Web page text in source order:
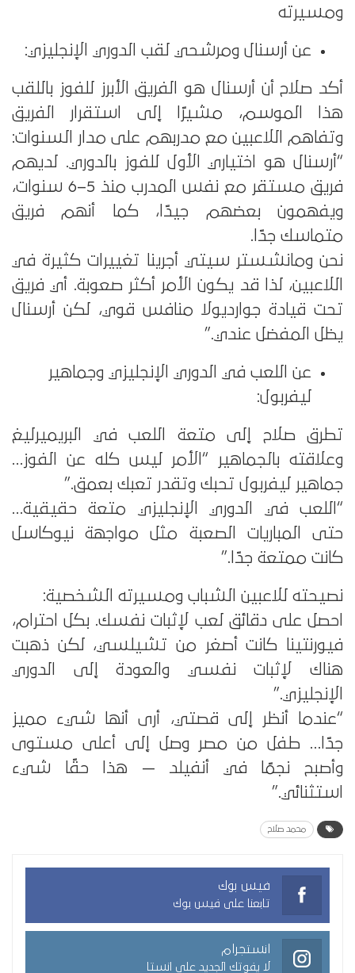
ومسيرته
عن أرسنال ومرشحي لقب الدوري الإنجليزي:
أكد صلاح أن أرسنال هو الفريق الأبرز للفوز باللقب
هذا الموسم، مشيرًا إلى استقرار الفريق
وتفاهم اللاعبين مع مدربهم على مدار السنوات:
“أرسنال هو اختياري الأول للفوز بالدوري. لديهم
فريق مستقر مع نفس المدرب منذ 5–6 سنوات،
ويفهمون بعضهم جيدًا، كما أنهم فريق
متماسك جدًا.
نحن ومانشستر سيتي أجرينا تغييرات كثيرة في
اللاعبين، لذا قد يكون الأمر أكثر صعوبة. أي فريق
تحت قيادة جوارديولا منافس قوي، لكن أرسنال
يظل المفضل عندي.”
عن اللعب في الدوري الإنجليزي وجماهير
ليفربول:
تطرق صلاح إلى متعة اللعب في البريميرليغ
وعلاقته بالجماهير “الأمر ليس كله عن الفوز…
جماهير ليفربول تحبك وتقدر تعبك بعمق.”
“اللعب في الدوري الإنجليزي متعة حقيقية…
حتى المباريات الصعبة مثل مواجهة نيوكاسل
كانت ممتعة جدًا.”
نصيحته للاعبين الشباب ومسيرته الشخصية:
احصل على دقائق لعب لإثبات نفسك. بكل احترام،
فيورنتينا كانت أصغر من تشيلسي، لكن ذهبت
هناك لإثبات نفسي والعودة إلى الدوري
الإنجليزي.”
“عندما أنظر إلى قصتي، أرى أنها شيء مميز
جدًا… طفل من مصر وصل إلى أعلى مستوى
وأصبح نجمًا في أنفيلد — هذا حقًا شيء
استثنائي.”
محمد صلاح
فيس بوك
تابعنا على فيس بوك
انستجرام
لا يفوتك الجديد على انستا